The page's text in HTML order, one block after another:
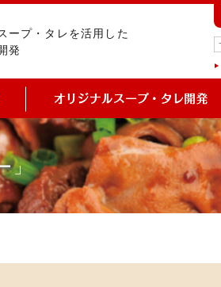
ープ・タレを活用した
発
」